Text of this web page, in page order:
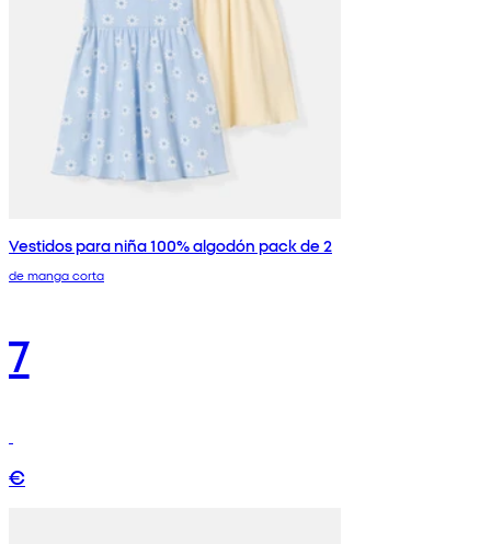
Vestidos para niña 100% algodón pack de 2
de manga corta
7
€